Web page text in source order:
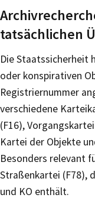
tatsächlichen
Die Staatssicherheit
oder konspirativen
Registriernummer
verschiedene
(F16),
Kartei der Objekte
Besonders relevant
Straßenkartei (F78),
und KO enthält.